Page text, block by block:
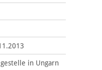
in Ungarn